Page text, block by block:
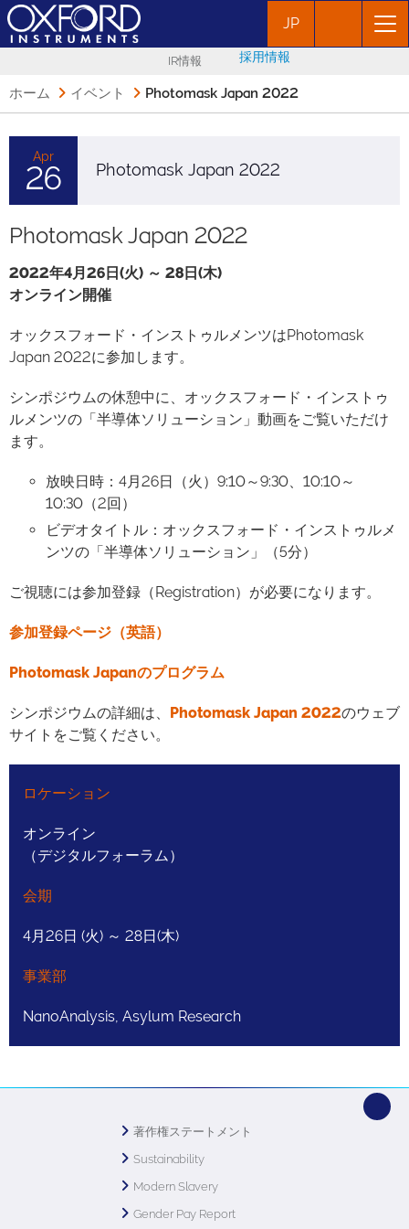
JP
IR情報 採用情報
ホーム イベント Photomask Japan 2022
Apr
26 Photomask Japan 2022
Photomask Japan 2022
2022年4月26日(火) ～ 28日(木)
オンライン開催
オックスフォード・インストゥルメンツはPhotomask
Japan 2022に参加します。
シンポジウムの休憩中に、オックスフォード・インストゥ
ルメンツの「半導体ソリューション」動画をご覧いただけ
ます。
放映日時：4月26日（火）9:10～9:30、10:10～
10:30（2回）
ビデオタイトル：オックスフォード・インストゥルメ
ンツの「半導体ソリューション」（5分）
ご視聴には参加登録（Registration）が必要になります。
参加登録ページ（英語）
Photomask Japanのプログラム
シンポジウムの詳細は、 Photomask Japan 2022のウェブ
サイトをご覧ください。
ロケーション
オンライン
（デジタルフォーラム）
会期
4月26日 (火) ～ 28日(木)
事業部
NanoAnalysis, Asylum Research
著作権ステートメント
Sustainability
Modern Slavery
Gender Pay Report